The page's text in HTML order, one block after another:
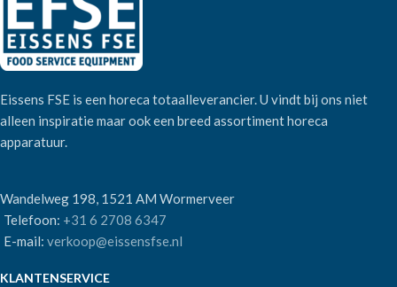
Eissens FSE is een horeca totaalleverancier. U vindt bij ons niet
alleen inspiratie maar ook een breed assortiment horeca
apparatuur.
Wandelweg 198, 1521 AM Wormerveer
Telefoon: +31 6 2708 6347
E-mail: verkoop@eissensfse.nl
KLANTENSERVICE